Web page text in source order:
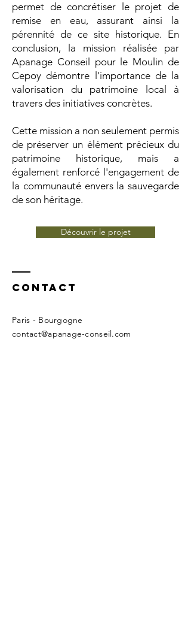
permet de concrétiser le projet de
remise en eau, assurant ainsi la
pérennité de ce site historique. En
conclusion, la mission réalisée par
Apanage Conseil pour le Moulin de
Cepoy démontre l'importance de la
valorisation du patrimoine local à
travers des initiatives concrètes.
Cette mission a non seulement permis
de préserver un élément précieux du
patrimoine historique, mais a
également renforcé l'engagement de
la communauté envers la sauvegarde
de son héritage.
Découvrir le projet
Contact
Paris - Bourgogne
contact@apanage-conseil.com